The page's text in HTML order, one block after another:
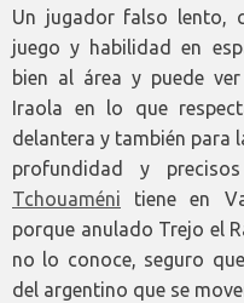
Un jugador falso lento,
juego y habilidad en
bien al área y puede
Iraola en lo que
delantera y también para
profundidad y
Tchouaméni tiene en
porque anulado Trejo el
no lo conoce, seguro
del argentino que se